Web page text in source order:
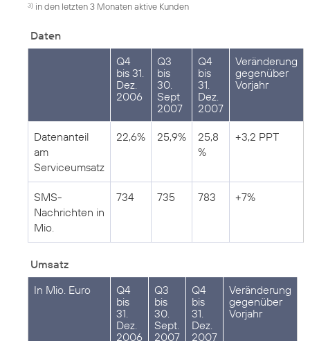
3) in den letzten 3 Monaten aktive Kunden
Daten
Q4
bis 31.
Dez.
2006
Q3
bis
30.
Sept
2007
Q4
bis
31.
Dez.
2007
Veränderung
gegenüber
Vorjahr
Datenanteil
am
Serviceumsatz
22,6% 25,9%
25,8
%
+3,2 PPT
SMS-
Nachrichten in
Mio.
734 735 783 +7%
Umsatz
In Mio. Euro
Q4
bis
31.
Dez.
2006
Q3
bis
30.
Sept.
2007
Q4
bis
31.
Dez.
2007
Veränderung
gegenüber
Vorjahr